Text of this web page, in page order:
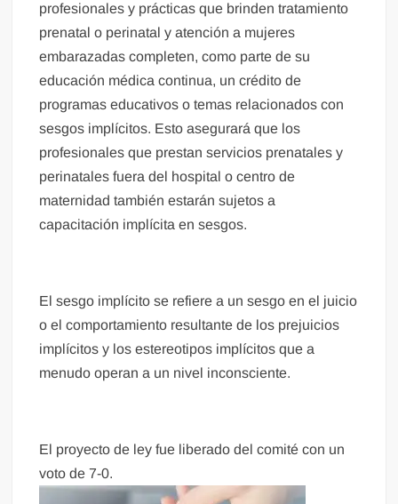
profesionales y prácticas que brinden tratamiento
prenatal o perinatal y atención a mujeres
embarazadas completen, como parte de su
educación médica continua, un crédito de
programas educativos o temas relacionados con
sesgos implícitos. Esto asegurará que los
profesionales que prestan servicios prenatales y
perinatales fuera del hospital o centro de
maternidad también estarán sujetos a
capacitación implícita en sesgos.
El sesgo implícito se refiere a un sesgo en el juicio
o el comportamiento resultante de los prejuicios
implícitos y los estereotipos implícitos que a
menudo operan a un nivel inconsciente.
El proyecto de ley fue liberado del comité con un
voto de 7-0.